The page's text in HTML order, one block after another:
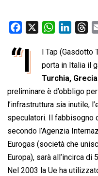
c
o
o
k
W
a
t
s
A
p
p
n
k
e
d
I
n
r
e
a
d
s
“I
l Tap
porta in Italia il
Turchia,
preliminare è d’obbligo
l’infrastruttura sia inutile,
speculatori. Il fabbisogno
secondo l’Agenzia
Eurogas (società che
Europa), sarà all’incirca di
Nel 2003 la Ue ha